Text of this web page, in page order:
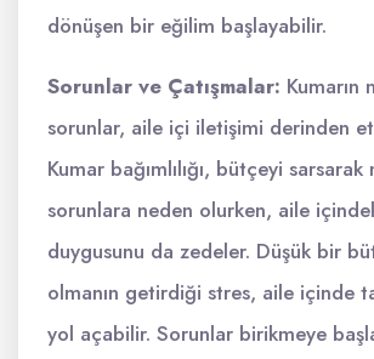
dönüşen bir eğilim başlayabilir.
Sorunlar ve Çatışmalar: Kumarın
sorunlar, aile içi iletişimi derinden
Kumar bağımlılığı, bütçeyi sarsarak
sorunlara neden olurken, aile
duygusunu da zedeler. Düşük bir
olmanın getirdiği stres, aile içinde
yol açabilir. Sorunlar birikmeye